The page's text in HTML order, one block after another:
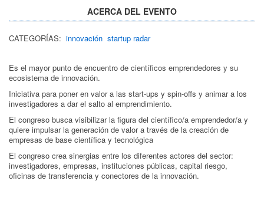
ACERCA DEL EVENTO
CATEGORÍAS: innovación startup radar
Es el mayor punto de encuentro de científicos emprendedores y su
ecosistema de innovación.
Iniciativa para poner en valor a las start-ups y spin-offs y animar a los
investigadores a dar el salto al emprendimiento.
El congreso busca visibilizar la figura del científico/a emprendedor/a y
quiere impulsar la generación de valor a través de la creación de
empresas de base científica y tecnológica
El congreso crea sinergias entre los diferentes actores del sector:
investigadores, empresas, instituciones públicas, capital riesgo,
oficinas de transferencia y conectores de la innovación.